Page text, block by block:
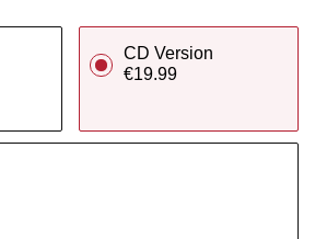
CD Version
€19.99